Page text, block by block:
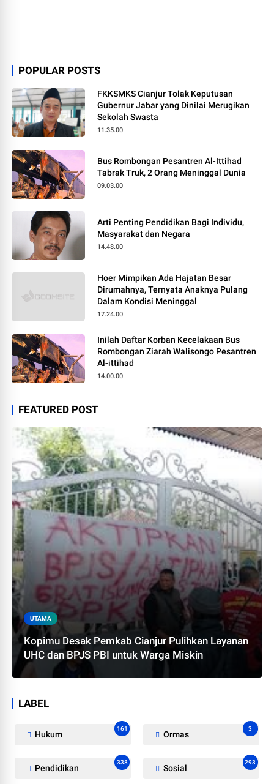
POPULAR POSTS
FKKSMKS Cianjur Tolak Keputusan
Gubernur Jabar yang Dinilai Merugikan
Sekolah Swasta
11.35.00
Bus Rombongan Pesantren Al-Ittihad
Tabrak Truk, 2 Orang Meninggal Dunia
09.03.00
Arti Penting Pendidikan Bagi Individu,
Masyarakat dan Negara
14.48.00
Hoer Mimpikan Ada Hajatan Besar
Dirumahnya, Ternyata Anaknya Pulang
Dalam Kondisi Meninggal
17.24.00
Inilah Daftar Korban Kecelakaan Bus
Rombongan Ziarah Walisongo Pesantren
Al-ittihad
14.00.00
FEATURED POST
UTAMA
Kopimu Desak Pemkab Cianjur Pulihkan Layanan
UHC dan BPJS PBI untuk Warga Miskin
LABEL
Hukum
161
Ormas
3
Pendidikan
338
Sosial
293